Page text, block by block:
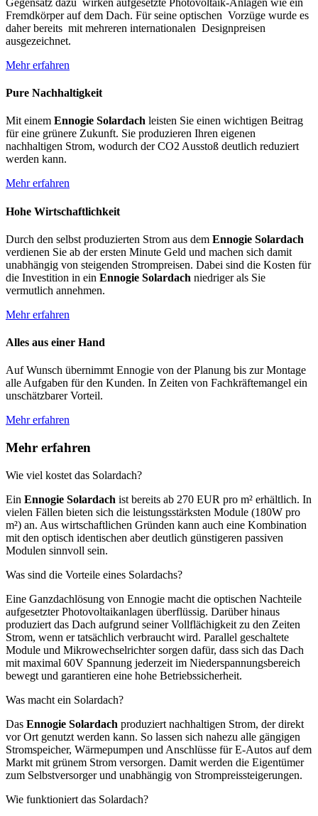
Fremdkörper auf dem Dach. Für seine optischen Vorzüge wurde es
daher bereits mit mehreren internationalen Designpreisen
ausgezeichnet.
Mehr erfahren
Pure Nachhaltigkeit
Mit einem Ennogie Solardach leisten Sie einen wichtigen Beitrag
für eine grünere Zukunft. Sie produzieren Ihren eigenen
nachhaltigen Strom, wodurch der CO2 Ausstoß deutlich reduziert
werden kann.
Mehr erfahren
Hohe Wirtschaftlichkeit
Durch den selbst produzierten Strom aus dem Ennogie Solardach
verdienen Sie ab der ersten Minute Geld und machen sich damit
unabhängig von steigenden Strompreisen. Dabei sind die Kosten für
die Investition in ein Ennogie Solardach niedriger als Sie
vermutlich annehmen.
Mehr erfahren
Alles aus einer Hand
Auf Wunsch übernimmt Ennogie von der Planung bis zur Montage
alle Aufgaben für den Kunden. In Zeiten von Fachkräftemangel ein
unschätzbarer Vorteil.
Mehr erfahren
Mehr erfahren
Wie viel kostet das Solardach?
Ein Ennogie Solardach ist bereits ab 270 EUR pro m² erhältlich. In
vielen Fällen bieten sich die leistungsstärksten Module (180W pro
m²) an. Aus wirtschaftlichen Gründen kann auch eine Kombination
mit den optisch identischen aber deutlich günstigeren passiven
Modulen sinnvoll sein.
Was sind die Vorteile eines Solardachs?
Eine Ganzdachlösung von Ennogie macht die optischen Nachteile
aufgesetzter Photovoltaikanlagen überflüssig. Darüber hinaus
produziert das Dach aufgrund seiner Vollflächigkeit zu den Zeiten
Strom, wenn er tatsächlich verbraucht wird. Parallel geschaltete
Module und Mikrowechselrichter sorgen dafür, dass sich das Dach
mit maximal 60V Spannung jederzeit im Niederspannungsbereich
bewegt und garantieren eine hohe Betriebssicherheit.
Was macht ein Solardach?
Das Ennogie Solardach produziert nachhaltigen Strom, der direkt
vor Ort genutzt werden kann. So lassen sich nahezu alle gängigen
Stromspeicher, Wärmepumpen und Anschlüsse für E-Autos auf dem
Markt mit grünem Strom versorgen. Damit werden die Eigentümer
zum Selbstversorger und unabhängig von Strompreissteigerungen.
Wie funktioniert das Solardach?